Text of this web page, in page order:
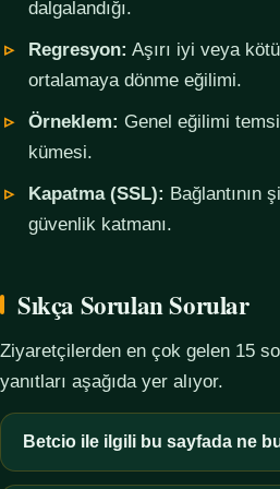
dalgalandığı.
Regresyon: Aşırı iyi veya
ortalamaya dönme eğilimi.
Örneklem: Genel eğilimi
kümesi.
Kapatma (SSL): Bağlantının
güvenlik katmanı.
Sıkça Sorulan Sorular
Ziyaretçilerden en çok gelen 15
yanıtları aşağıda yer alıyor.
Betcio ile ilgili bu sayfada ne
Bu sayfada yalnızca kavramsal